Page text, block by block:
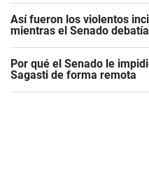
Así fueron los violentos
mientras el Senado
Por qué el Senado le
Sagasti de forma remota